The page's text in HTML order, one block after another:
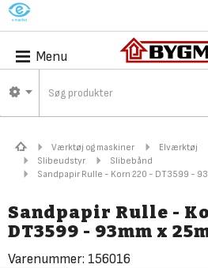
M
Menu
Værktøj og maskiner Elværktøj
Slibeudstyr
Slibebånd
Sandpapir Rulle - Korn 220 - DT3599 -
Sandpapir Rulle -
DT3599 - 93mm x
Varenummer: 156016